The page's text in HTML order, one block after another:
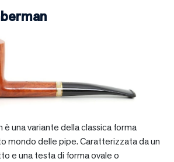
è una variante della classica forma
mondo delle pipe. Caratterizzata da un
e una testa di forma ovale o